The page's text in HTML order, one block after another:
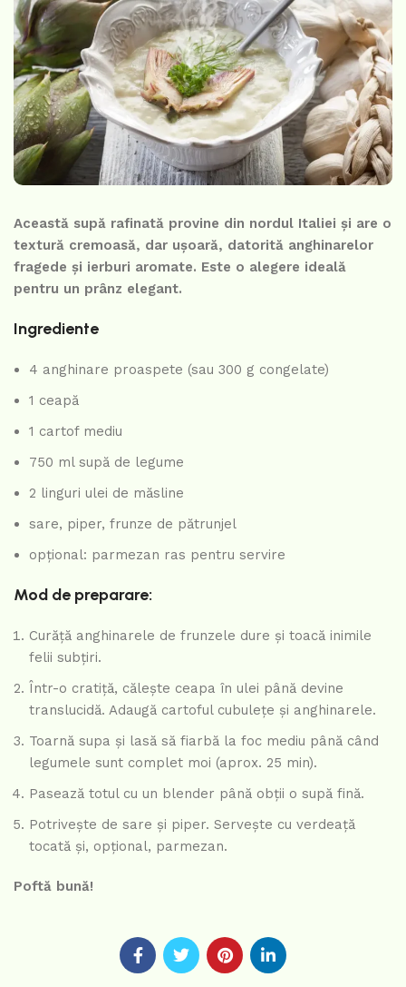
Această supă rafinată provine din nordul Italiei și are o
textură cremoasă, dar ușoară, datorită anghinarelor
fragede și ierburi aromate. Este o alegere ideală
pentru un prânz elegant.
Ingrediente
4 anghinare proaspete (sau 300 g congelate)
1 ceapă
1 cartof mediu
750 ml supă de legume
2 linguri ulei de măsline
sare, piper, frunze de pătrunjel
opțional: parmezan ras pentru servire
Mod de preparare:
Curăță anghinarele de frunzele dure și toacă inimile
felii subțiri.
Într-o cratiță, călește ceapa în ulei până devine
translucidă. Adaugă cartoful cubulețe și anghinarele.
Toarnă supa și lasă să fiarbă la foc mediu până când
legumele sunt complet moi (aprox. 25 min).
Pasează totul cu un blender până obții o supă fină.
Potrivește de sare și piper. Servește cu verdeață
tocată și, opțional, parmezan.
Poftă bună!